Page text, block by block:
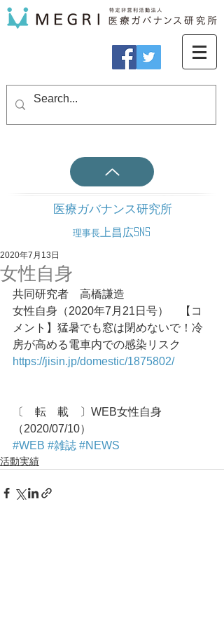
医療ガバナンス研究所
理事長 上昌広SNS
女性自身
2020年7月13日
共同研究者　高橋謙造
女性自身（2020年7月21日号）　【コ
メント】猛暑でも窓は閉めないで！冷
房が高める電車内での感染リスク
https://jisin.jp/domestic/1875802/
〔　転　載　〕WEB女性自身
（2020/07/10）
#WEB #雑誌 #NEWS
活動実績